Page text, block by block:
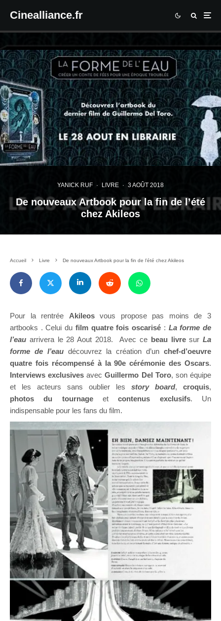
Cinealliance.fr
YANICK RUF · LIVRE · 3 AOÛT 2018
De nouveaux Artbook pour la fin de l’été
chez Akileos
Accueil Livre De nouveaux Artbook pour la fin de l’été chez Akileos
Pour la rentrée Akileosvous propose pas moins de 3
artbooks . Celui du film quatre fois oscarisé : La forme de
l’eau arrivera le 28 Aout 2018. Avec ce beau livresur La
forme de l’eaudécouvrez la création d’unchef-d’oeuvre
quatre fois récompensé à la 90e cérémonie des Oscars.
Interviews exclusives avecGuillermo Del Toro, son équipe
et les acteurs sans oublier les story board, croquis,
photos du tournageetcontenus exclusifs. Un
indispensable pour les fans du film.